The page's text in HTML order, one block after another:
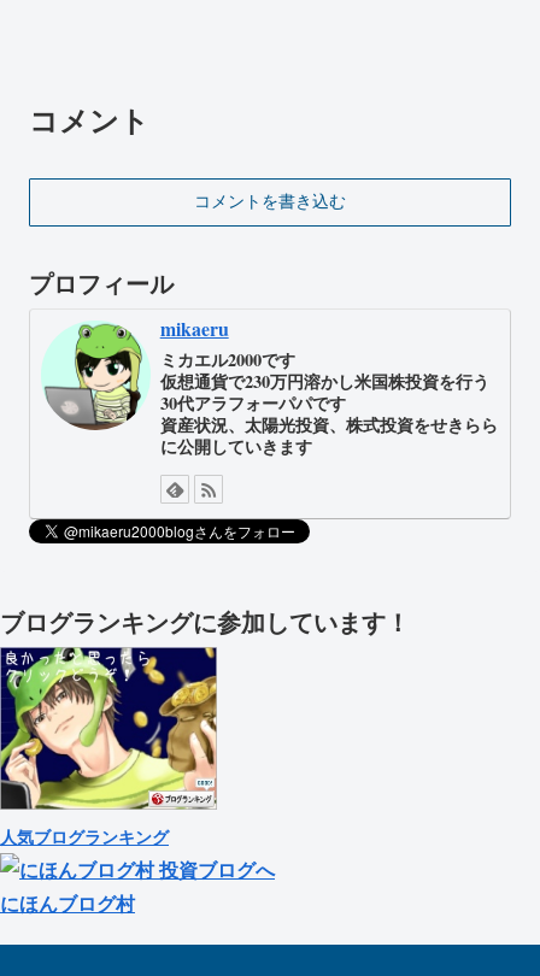
コメント
コメントを書き込む
プロフィール
mikaeru
ミカエル2000です
仮想通貨で230万円溶かし米国株投資を行う
30代アラフォーパパです
資産状況、太陽光投資、株式投資をせきらら
に公開していきます
ブログランキングに参加しています！
人気ブログランキング
にほんブログ村